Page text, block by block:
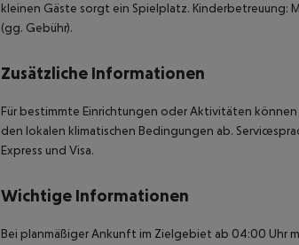
kleinen Gäste sorgt ein Spielplatz. Kinderbetreuung:
(gg. Gebühr).
Zusätzliche Informationen
Für bestimmte Einrichtungen oder Aktivitäten
den lokalen klimatischen Bedingungen ab.
Express und Visa.
Wichtige Informationen
Bei planmäßiger Ankunft im Zielgebiet ab 04:00 Uhr